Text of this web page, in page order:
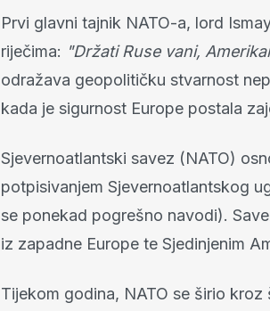
Prvi glavni tajnik NATO-a, lord
riječima: "Držati Ruse vani,
odražava geopolitičku stvarnost
kada je sigurnost Europe postala
Sjevernoatlantski savez (NATO)
potpisivanjem Sjevernoatlantskog
se ponekad pogrešno navodi).
iz zapadne Europe te Sjedinjenim
Tijekom godina, NATO se širio